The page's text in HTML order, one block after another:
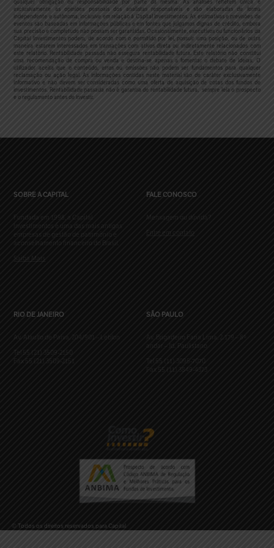
qualquer obrigação ou responsabilidade por parte da mesma. As análises refletem única e
exclusivamente as opiniões pessoais dos analistas responsáveis e são elaboradas de forma
independente e autônoma, inclusive em relação à Capital Investimentos. As estimativas e previsões de
eventos são baseadas em informações públicas e em fontes que julgamos dignas de crédito, embora
sua precisão e completude não possam ser garantidas. Ocasionalmente, executivos ou funcionários da
Capital Investimentos podem, de acordo com o permitido por lei, possuir uma posição, ou de outra
maneira estarem interessados em transações com ativos direta ou indiretamente relacionados com
este relatório. Rentabilidade passada não assegura rentabilidade futura. Este relatório não constitui
uma recomendação de compra ou venda e destina-se apenas a fomentar o debate de ideias. O
utilizador aceita que o conteúdo, erros ou omissões não podem ser fundamentos para qualquer
reclamação ou ação legal. As informações contidas neste material são de caráter exclusivamente
informativo e não devem ser consideradas como uma oferta de aquisição de cotas dos fundos de
investimentos. Rentabilidade passada não é garantia de rentabilidade futura, sempre leia o prospecto
e o regulamento antes de investir.
SOBRE A CAPITAL
Fundada em 1998, a Capital
Investimentos é uma das mais antigas
empresas de gestão de patrimônio e
aconselhamento financeiro do Brasil.
FALE CONOSCO
Mensagem ou dúvida?
Entre em contato
RIO DE JANEIRO
Av. Ataulfo de Paiva, 204/901 – Leblon
Tel 55 (21) 3509-2150
Fax 55 (21) 3509-2151
SÃO PAULO
Av. Brigadeiro Faria Lima, 2.179 – 8º
andar – Jd. Paulistano
Tel 55 (11) 3095-7070
Fax 55 (11) 3849-4373
© Todos os direitos reservados para Capital